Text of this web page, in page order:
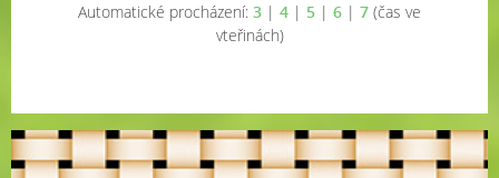
Automatické procházení: 3 | 4 | 5 | 6 | 7 (čas ve
vteřinách)